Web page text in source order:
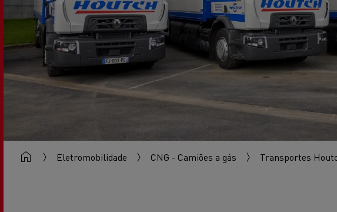
A nossa gama de gasóleo
Renault Trucks Master Red EDITION
Renault Trucks Master Red
Exclusive
A nossa oferta 360° toda
eléctrica
Vantagens do
camião elétrico
Vantagens da mobilidade
elétrica para camiões
Guia completo
manutenção
Qual a energia
meu negócio?
Eletromobilidade CNG - Camiões a gás Transportes